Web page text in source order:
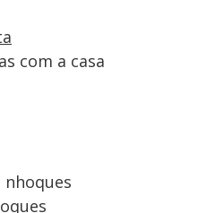
com a casa